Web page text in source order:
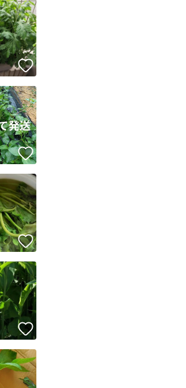
設定した発送日数内に発送しています
いいね！
いいね！
いいね！